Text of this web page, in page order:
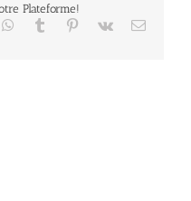
Plateforme!
WhatsApp
Tumblr Pinterest
Vk Email